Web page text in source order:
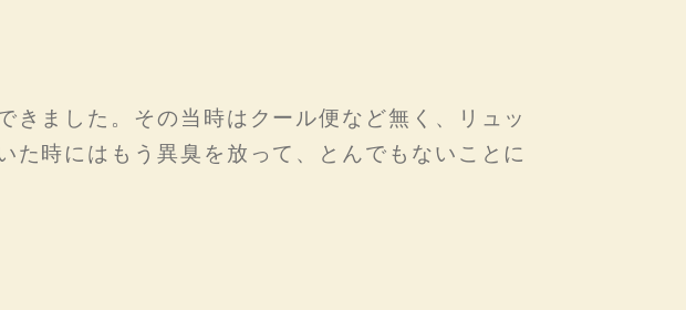
ました。その当時はクール便など無く、リュッ
た時にはもう異臭を放って、とんでもないことに